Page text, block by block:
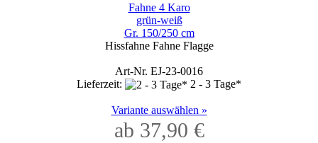
Fahne 4 Karo
grün-weiß
Gr. 150/250 cm
Hissfahne Fahne Flagge
Art-Nr. EJ-23-0016
Lieferzeit:
2 - 3 Tage*
Variante auswählen »
ab 37,90 €